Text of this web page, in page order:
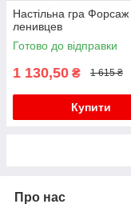
Настільна гра Форсаж
ленивцев
Готово до відправки
1 130,50 ₴ 1 615 ₴
Купити
Про нас